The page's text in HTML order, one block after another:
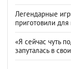
Легендарные
приготовили
«Я сейчас чуть
запуталась в